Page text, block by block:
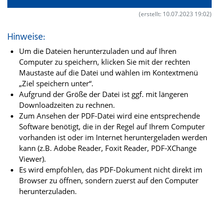
(erstellt: 10.07.2023 19:02)
Hinweise:
Um die Dateien herunterzuladen und auf Ihren
Computer zu speichern, klicken Sie mit der rechten
Maustaste auf die Datei und wählen im Kontextmenü
„Ziel speichern unter“.
Aufgrund der Größe der Datei ist ggf. mit längeren
Downloadzeiten zu rechnen.
Zum Ansehen der PDF-Datei wird eine entsprechende
Software benötigt, die in der Regel auf Ihrem Computer
vorhanden ist oder im Internet heruntergeladen werden
kann (z.B. Adobe Reader, Foxit Reader, PDF-XChange
Viewer).
Es wird empfohlen, das PDF-Dokument nicht direkt im
Browser zu öffnen, sondern zuerst auf den Computer
herunterzuladen.